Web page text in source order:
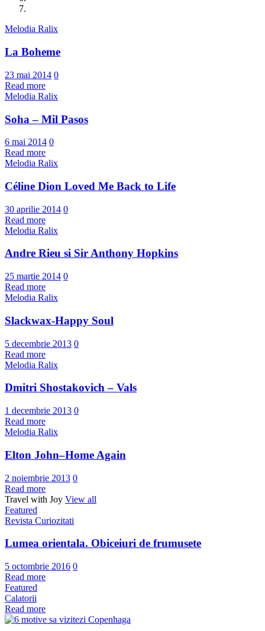
Melodia Ralix
La Boheme
23 mai 2014 0
Read more
Melodia Ralix
Soha – Mil Pasos
6 mai 2014 0
Read more
Melodia Ralix
Céline Dion Loved Me Back to Life
30 aprilie 2014 0
Read more
Melodia Ralix
Andre Rieu si Sir Anthony Hopkins
25 martie 2014 0
Read more
Melodia Ralix
Slackwax-Happy Soul
5 decembrie 2013 0
Read more
Melodia Ralix
Dmitri Shostakovich – Vals
1 decembrie 2013 0
Read more
Melodia Ralix
Elton John–Home Again
2 noiembrie 2013 0
Read more
Travel with Joy View all
Featured
Revista Curiozitati
Lumea orientala. Obiceiuri de frumusete
5 octombrie 2016 0
Read more
Featured
Calatorii
Read more